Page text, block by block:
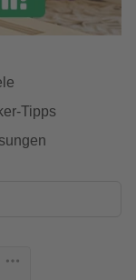
Tipps